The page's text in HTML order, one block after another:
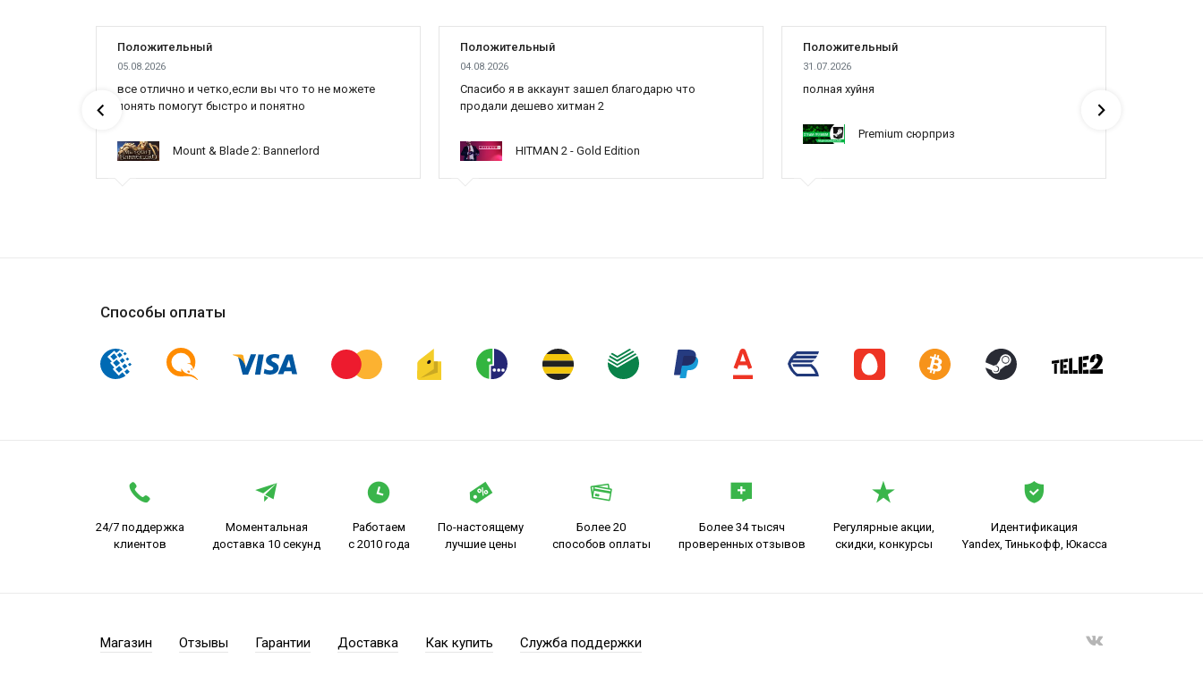
Положительный
05.08.2026
все отлично и четко,если вы что то не можете
понять помогут быстро и понятно
Mount & Blade 2: Bannerlord
Положительный
04.08.2026
Cпасибо я в аккаунт зашел благодарю что
продали дешево хитман 2
HITMAN 2 - Gold Edition
Положительный
31.07.2026
полная хуйня
Premium сюрприз
Способы оплаты
24/7 поддержка
клиентов
Моментальная
доставка 10 секунд
Работаем
с 2010 года
По-настоящему
лучшие цены
Более 20
способов оплаты
Более 34 тысяч
проверенных отзывов
Регулярные акции,
скидки, конкурсы
Идентификация
Yandex, Тинькофф, Юкасса
Магазин Отзывы Гарантии Доставка Как купить Служба поддержки